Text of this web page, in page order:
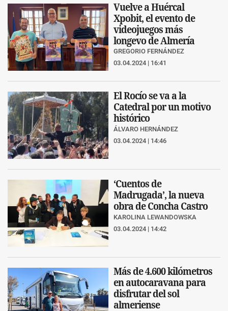
Vuelve a Huércal
Xpobit, el evento de
videojuegos más
longevo de Almería
GREGORIO FERNÁNDEZ
03.04.2024 | 16:41
El Rocío se va a la
Catedral por un motivo
histórico
ÁLVARO HERNÁNDEZ
03.04.2024 | 14:46
‘Cuentos de
Madrugada’, la nueva
obra de Concha Castro
KAROLINA LEWANDOWSKA
03.04.2024 | 14:42
Más de 4.600 kilómetros
en autocaravana para
disfrutar del sol
almeriense